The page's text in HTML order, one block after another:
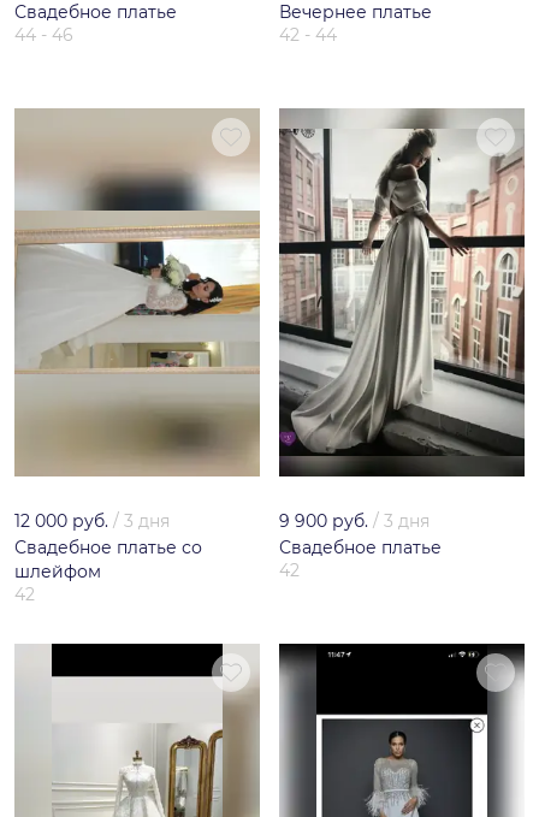
Свадебное платье
44 - 46
Вечернее платье
42 - 44
12 000 руб. / 3 дня
Свадебное платье со
шлейфом
42
9 900 руб. / 3 дня
Свадебное платье
42